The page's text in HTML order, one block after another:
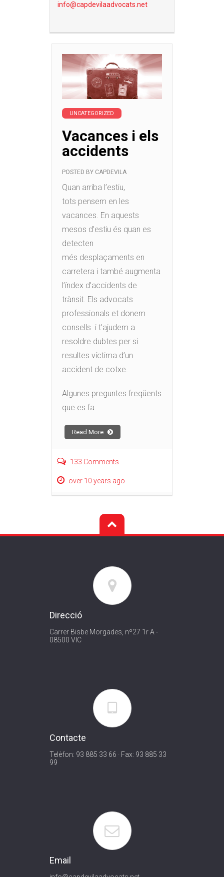
info@capdevilaadvocats.net
UNCATEGORIZED
Vacances i els
accidents
POSTED BY CAPDEVILA
Quan arriba l’estiu,
tots pensem en les
vacances. En aquests
mesos d’estiu és quan es
detecten
més desplaçaments en
carretera i també augmenta
l’índex d’accidents de
trànsit. Els advocats
professionals et donem
consells i t’ajudem a
resoldre dubtes per si
resultes víctima d’un
accident de cotxe.
Algunes preguntes freqüents
que es fa
Read More
133 Comments
over 10 years ago
Direcció
Carrer Bisbe Morgades, nº27 1r A -
08500 VIC
Contacte
Telèfon: 93 885 33 66 · Fax: 93 885 33
99
Email